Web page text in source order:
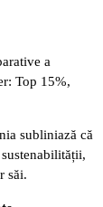
a
Top 15%,
subliniază că
săi.